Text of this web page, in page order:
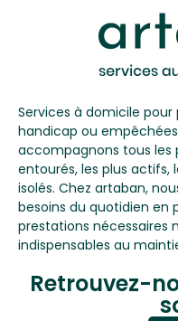
Services à domicile
handicap ou
accompagnons tous les
entourés, les plus actifs,
isolés. Chez artaban,
besoins du quotidien en
prestations nécessaires
indispensables au
Retrouvez-